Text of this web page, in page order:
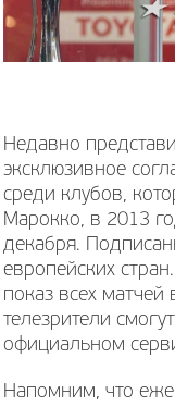
Недавно
эксклюзивное
среди клубов,
Марокко, в 2013
декабря.
европейских
показ всех
телезрители
официальном
Напомним, что